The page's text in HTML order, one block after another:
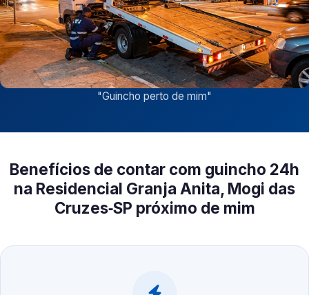
"Guincho perto de mim"
Benefícios de contar com guincho 24h
na Residencial Granja Anita, Mogi das
Cruzes‑SP próximo de mim